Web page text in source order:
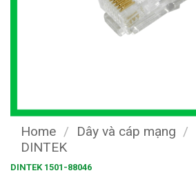
Home / Dây và cáp mạng /
DINTEK
DINTEK 1501-88046